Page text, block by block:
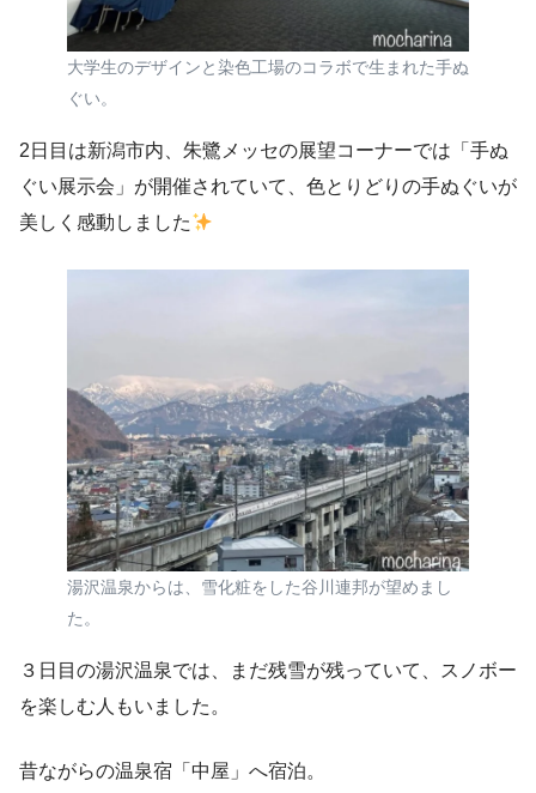
大学生のデザインと染色工場のコラボで生まれた手ぬ
ぐい。
2日目は新潟市内、朱鷺メッセの展望コーナーでは「手ぬ
ぐい展示会」が開催されていて、色とりどりの手ぬぐいが
美しく感動しました
湯沢温泉からは、雪化粧をした谷川連邦が望めまし
た。
３日目の湯沢温泉では、まだ残雪が残っていて、スノボー
を楽しむ人もいました。
昔ながらの温泉宿「中屋」へ宿泊。